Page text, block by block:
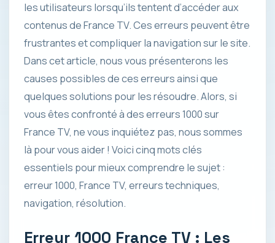
les utilisateurs lorsqu’ils tentent d’accéder aux
contenus de France TV. Ces erreurs peuvent être
frustrantes et compliquer la navigation sur le site.
Dans cet article, nous vous présenterons les
causes possibles de ces erreurs ainsi que
quelques solutions pour les résoudre. Alors, si
vous êtes confronté à des erreurs 1000 sur
France TV, ne vous inquiétez pas, nous sommes
là pour vous aider ! Voici cinq mots clés
essentiels pour mieux comprendre le sujet :
erreur 1000, France TV, erreurs techniques,
navigation, résolution.
Erreur 1000 France TV : Les